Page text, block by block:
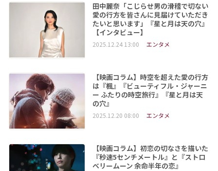
田中麗奈「こじらせ男の滑稽で切ない
愛の行方を皆さんに見届けていただき
たいと思います」『星と月は天の穴』
【インタビュー】
2025.12.24 13:00 エンタメ
【映画コラム】時空を超えた愛の行方
は『楓』『ビューティフル・ジャーニ
ー ふたりの時空旅行』『星と月は天
の穴』
2025.12.20 08:00 エンタメ
【映画コラム】初恋の切なさを描いた
『秒速5センチメートル』と『ストロ
ベリームーン 余命半年の恋』